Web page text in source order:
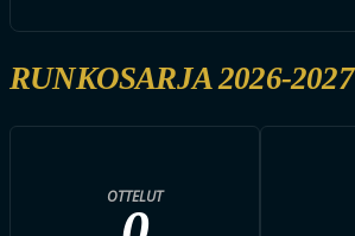
RUNKOSARJA 2026-2027
OTTELUT